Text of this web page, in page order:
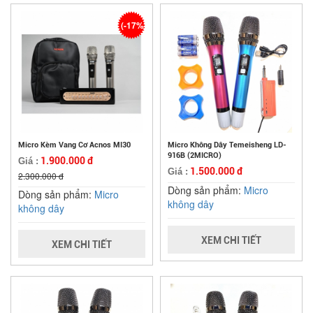
Micro Kèm Vang Cơ Acnos MI30
Giá : 1.900.000 đ
2.300.000 đ
(-17%)
Dòng sản phẩm: Micro
không dây
XEM CHI TIẾT
Micro Không Dây Temeisheng LD-
916B (2MICRO)
Giá : 1.500.000 đ
Dòng sản phẩm: Micro
không dây
XEM CHI TIẾT